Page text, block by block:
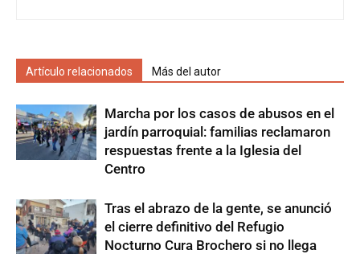
Artículo relacionados Más del autor
Marcha por los casos de abusos en el
jardín parroquial: familias reclamaron
respuestas frente a la Iglesia del
Centro
Tras el abrazo de la gente, se anunció
el cierre definitivo del Refugio
Nocturno Cura Brochero si no llega